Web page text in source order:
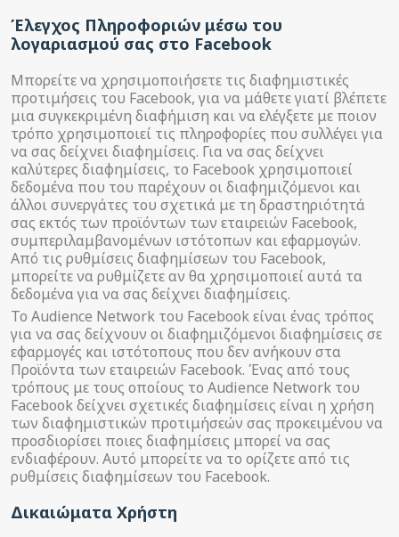
Έλεγχος Πληροφοριών μέσω του
λογαριασμού σας στο Facebook
Μπορείτε να χρησιμοποιήσετε τις διαφημιστικές
προτιμήσεις του Facebook, για να μάθετε γιατί βλέπετε
μια συγκεκριμένη διαφήμιση και να ελέγξετε με ποιον
τρόπο χρησιμοποιεί τις πληροφορίες που συλλέγει για
να σας δείχνει διαφημίσεις. Για να σας δείχνει
καλύτερες διαφημίσεις, το Facebook χρησιμοποιεί
δεδομένα που του παρέχουν οι διαφημιζόμενοι και
άλλοι συνεργάτες του σχετικά με τη δραστηριότητά
σας εκτός των προϊόντων των εταιρειών Facebook,
συμπεριλαμβανομένων ιστότοπων και εφαρμογών.
Από τις ρυθμίσεις διαφημίσεων του Facebook,
μπορείτε να ρυθμίζετε αν θα χρησιμοποιεί αυτά τα
δεδομένα για να σας δείχνει διαφημίσεις.
Το Audience Network του Facebook είναι ένας τρόπος
για να σας δείχνουν οι διαφημιζόμενοι διαφημίσεις σε
εφαρμογές και ιστότοπους που δεν ανήκουν στα
Προϊόντα των εταιρειών Facebook. Ένας από τους
τρόπους με τους οποίους το Audience Network του
Facebook δείχνει σχετικές διαφημίσεις είναι η χρήση
των διαφημιστικών προτιμήσεών σας προκειμένου να
προσδιορίσει ποιες διαφημίσεις μπορεί να σας
ενδιαφέρουν. Αυτό μπορείτε να το ορίζετε από τις
ρυθμίσεις διαφημίσεων του Facebook.
Δικαιώματα Χρήστη